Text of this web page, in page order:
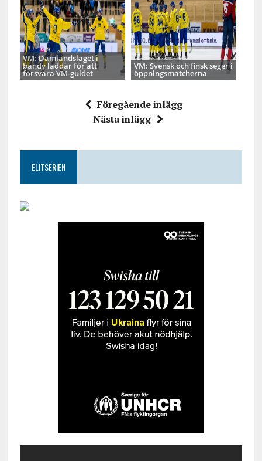
VM: Damlandslaget i
bandy laddar för att
försvara VM-guldet
VM: Svensk och finsk seger i
öppningsmatcherna
Föregående inlägg
Nästa inlägg
ELITSERIEN